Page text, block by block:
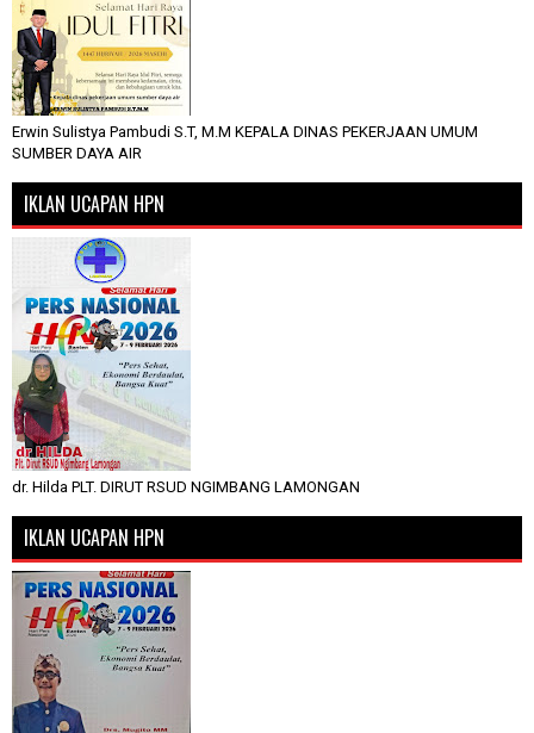
Erwin Sulistya Pambudi S.T, M.M KEPALA DINAS PEKERJAAN UMUM
SUMBER DAYA AIR
IKLAN UCAPAN HPN
dr. Hilda PLT. DIRUT RSUD NGIMBANG LAMONGAN
IKLAN UCAPAN HPN